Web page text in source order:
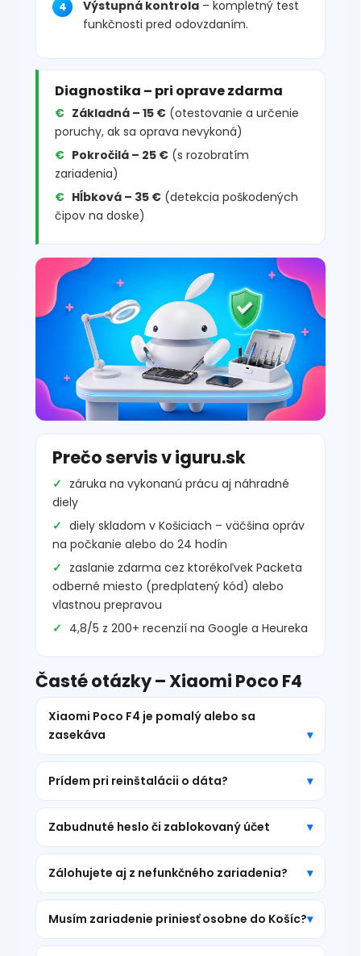
Výstupná kontrola – kompletný test
funkčnosti pred odovzdaním.
Diagnostika – pri oprave zdarma
Základná – 15 € (otestovanie a určenie
poruchy, ak sa oprava nevykoná)
Pokročilá – 25 € (s rozobratím
zariadenia)
Hĺbková – 35 € (detekcia poškodených
čipov na doske)
Prečo servis v iguru.sk
záruka na vykonanú prácu aj náhradné
diely
diely skladom v Košiciach – väčšina opráv
na počkanie alebo do 24 hodín
zaslanie zdarma cez ktorékoľvek Packeta
odberné miesto (predplatený kód) alebo
vlastnou prepravou
4,8/5 z 200+ recenzií na Google a Heureka
Časté otázky – Xiaomi Poco F4
Xiaomi Poco F4 je pomalý alebo sa
zasekáva
Prídem pri reinštalácii o dáta?
Zabudnuté heslo či zablokovaný účet
Zálohujete aj z nefunkčného zariadenia?
Musím zariadenie priniesť osobne do Košíc?